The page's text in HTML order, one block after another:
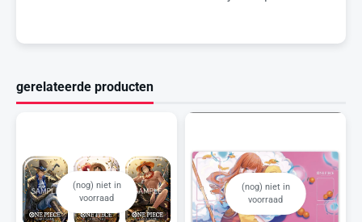
gerelateerde producten
(nog) niet in
voorraad
(nog) niet in
voorraad